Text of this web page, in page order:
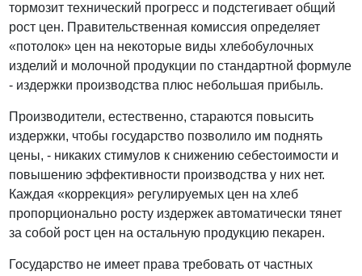
тормозит технический прогресс и подстегивает общий
рост цен. Правительственная комиссия определяет
«потолок» цен на некоторые виды хлебобулочных
изделий и молочной продукции по стандартной формуле
- издержки производства плюс небольшая прибыль.
Производители, естественно, стараются повысить
издержки, чтобы государство позволило им поднять
цены, - никаких стимулов к снижению себестоимости и
повышению эффективности производства у них нет.
Каждая «коррекция» регулируемых цен на хлеб
пропорционально росту издержек автоматически тянет
за собой рост цен на остальную продукцию пекарен.
Государство не имеет права требовать от частных